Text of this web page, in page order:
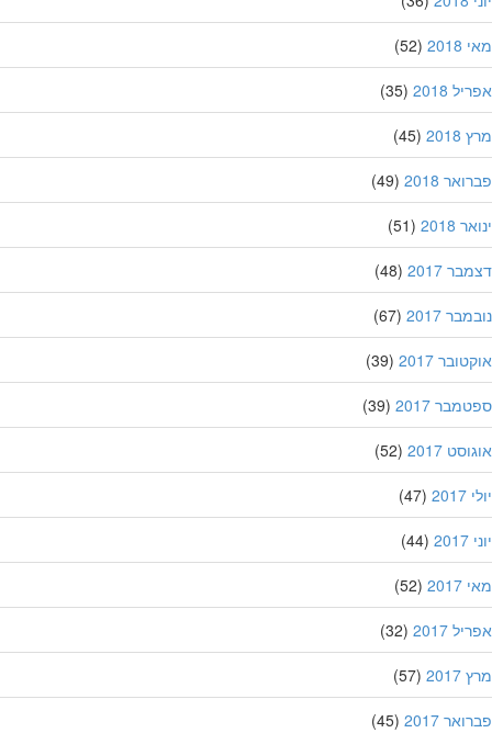
(52)
2018
(35)
(45)
2018
(49)
2018
(51)
2017
(48)
2017
(67)
2017
(39)
2017
(39)
2017
(52)
(47)
(44)
(52)
2017
(32)
(57)
2017
(45)